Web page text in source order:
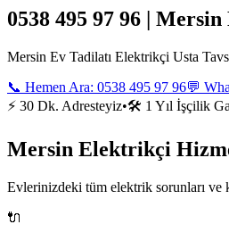
0538 495 97 96 |
Mersin Ev Tadilatı Elektrikçi Usta
📞 Hemen Ara: 0538 495 97 96💬
⚡ 30 Dk. Adresteyiz•🛠️ 1 Yıl İşçilik
Mersin Elektrikçi
Evlerinizdeki tüm elektrik sorunları ve
🔌